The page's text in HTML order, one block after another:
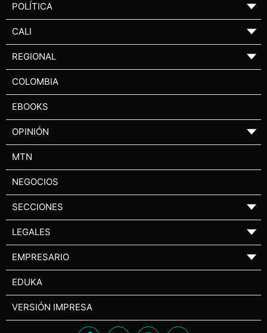
POLÍTICA ▼
CALI ▼
REGIONAL ▼
COLOMBIA
EBOOKS
OPINIÓN ▼
MTN
NEGOCIOS
SECCIONES ▼
LEGALES ▼
EMPRESARIO ▼
EDUKA
VERSIÓN IMPRESA